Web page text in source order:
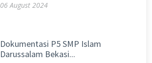
06 August 2024
Dokumentasi P5 SMP Islam
Darussalam Bekasi...